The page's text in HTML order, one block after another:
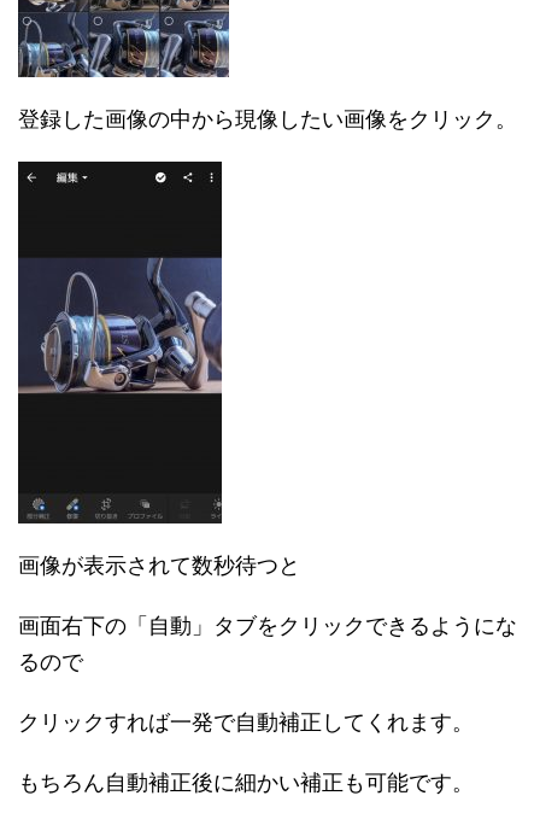
登録した画像の中から現像したい画像をクリック。
画像が表示されて数秒待つと
画面右下の「自動」タブをクリックできるようにな
るので
クリックすれば一発で自動補正してくれます。
もちろん自動補正後に細かい補正も可能です。